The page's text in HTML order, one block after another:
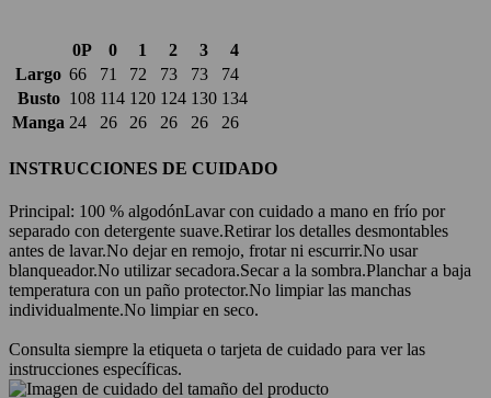
0P 0 1 2 3
4
Largo 66 71 72 73 73
74
Busto 108 114 120 124 130 134
Manga 24 26 26 26 26 26
INSTRUCCIONES DE CUIDADO
Principal: 100 % algodónLavar con cuidado a mano en frío por
separado con detergente suave.Retirar los detalles desmontables
antes de lavar.No dejar en remojo, frotar ni escurrir.No usar
blanqueador.No utilizar secadora.Secar a la sombra.Planchar a baja
temperatura con un paño protector.No limpiar las manchas
individualmente.No limpiar en seco.
Consulta siempre la etiqueta o tarjeta de cuidado para ver las
instrucciones específicas.